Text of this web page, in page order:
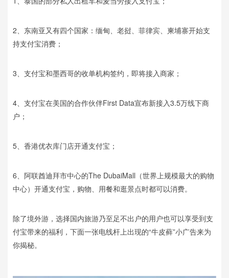
2、东南亚又有四个国家：缅甸、老挝、菲律宾、柬埔寨开始支
持支付宝消费；
3、支付宝和墨西哥的收单机构签约，即将接入商家；
4、支付宝在美国的合作伙伴First Data宣布新接入3.5万线下商
户；
5、香港优衣库门店开通支付宝；
6、阿联酋迪拜市中心的The DubaiMall（世界上规模最大的购物
中心）开通支付宝，购物、用餐和逛景点时都可以消费。
除了境外游，选择国内旅游乃至足不出户的用户也可以享受到支
付宝带来的福利，下面一张电线杆上出现的“牛皮藓”小广告来为
你揭秘。